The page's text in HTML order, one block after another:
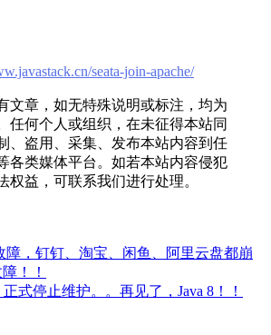
seata-join-apache/
文章，如无特殊说明或标注，均为
任何个人或组织，在未征得本站同
、盗用、采集、发布本站内容到任
各类媒体平台。如若本站内容侵犯
权益，可联系我们进行处理。
障，钉钉、淘宝、闲鱼、阿里云盘都崩
！！
正式停止维护。。再见了，Java 8！！